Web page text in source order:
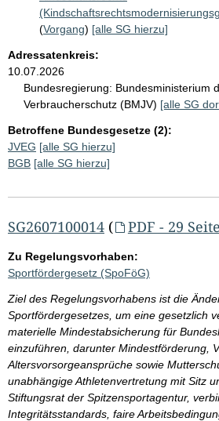
(Vorgang) [alle SG hierzu]
Adressatenkreis:
10.07.2026
Bundesregierung: Bundesministerium
Verbraucherschutz (BMJV) [alle SG
Betroffene Bundesgesetze (2):
JVEG [alle SG hierzu]
BGB [alle SG hierzu]
SG2607100014 ( PDF - 29
Zu Regelungsvorhaben:
Sportfördergesetz (SpoFöG)
Ziel des Regelungsvorhabens ist die
Sportfördergesetzes, um eine gesetzlich
materielle Mindestabsicherung für
einzuführen, darunter Mindestförderung,
Altersvorsorgeansprüche sowie
unabhängige Athletenvertretung mit Sitz
Stiftungsrat der Spitzensportagentur,
Integritätsstandards, faire